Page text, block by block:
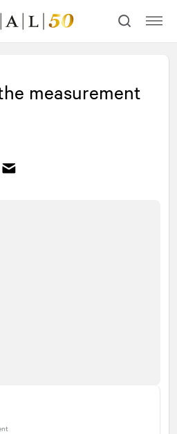
measurement